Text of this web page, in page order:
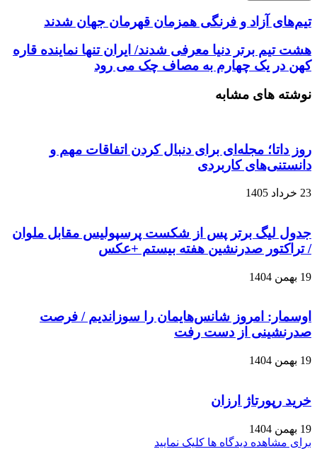
تیم‌های آزاد و فرنگی همزمان قهرمان جهان شدند
هشت تیم برتر دنیا معرفی شدند/ ایران تنها نماینده قاره
کهن در یک چهارم به مصاف چک می رود
نوشته های مشابه
روز داتا؛ مجله‌ای برای دنبال کردن اتفاقات مهم و
دانستنی‌های کاربردی
23 خرداد 1405
جدول لیگ برتر پس از شکست پرسپولیس مقابل ملوان
/ تراکتور صدرنشین هفته بیستم +عکس
19 بهمن 1404
اوسمار: امروز شانس‌هایمان را سوزاندیم / فرصت
صدرنشینی از دست رفت
19 بهمن 1404
خرید رپورتاژ ارزان
19 بهمن 1404
برای مشاهده دیدگاه ها کلیک نمایید